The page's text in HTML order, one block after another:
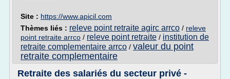
Site : https://www.apicil.com
Thèmes liés : releve point retraite agirc arrco / releve
point retraite arrco / releve point retraite / institution de
retraite complementaire arrco / valeur du point
retraite complementaire
Retraite des salariés du secteur privé -